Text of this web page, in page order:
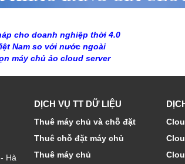
cho doanh nghiệp thời 4.0
Nam so với nước ngoài
máy chủ ảo cloud server
Hà
DỊCH VỤ TT DỮ LIỆU
Thuê máy chủ và chỗ đặt
Thuê chỗ đặt máy chủ
Thuê máy chủ